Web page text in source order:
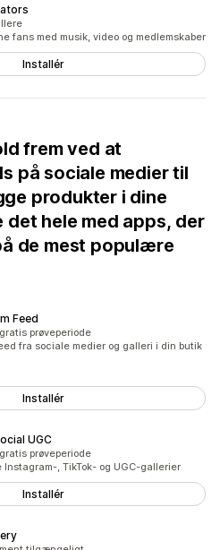
fans med musik, video og medlemskaber
Installér
frem ved at
på sociale medier til
produkter i dine
det hele med apps, der
de mest populære
Feed
prøveperiode
fra sociale medier og galleri i din butik
Installér
UGC
prøveperiode
, TikTok- og UGC-gallerier
Installér